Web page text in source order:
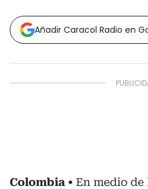
Añadir Caracol Radio en
Colombia
En medio